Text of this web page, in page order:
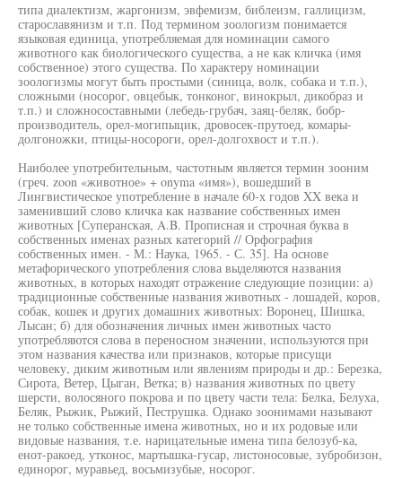
типа диалектизм, жаргонизм, эвфемизм, библеизм, галлицизм,
старославянизм и т.п. Под термином зоологизм понимается
языковая единица, употребляемая для номинации самого
животного как биологического существа, а не как кличка (имя
собственное) этого существа. По характеру номинации
зоологизмы могут быть простыми (синица, волк, собака и т.п.),
сложными (носорог, овцебык, тонконог, винокрыл, дикобраз и
т.п.) и сложносоставными (лебедь-грубач, заяц-беляк, бобр-
производитель, орел-могипыцик, дровосек-прутоед, комары-
долгоножки, птицы-носороги, орел-долгохвост и т.п.).
Наиболее употребительным, частотным является термин зооним
(греч. zoon «животное» + onyma «имя»), вошедший в
Лингвистическое употребление в начале 60-х годов XX века и
заменивший слово кличка как название собственных имен
животных [Суперанская, A.B. Прописная и строчная буква в
собственных именах разных категорий // Орфография
собственных имен. - М.: Наука, 1965. - С. 35]. На основе
метафорического употребления слова выделяются названия
животных, в которых находят отражение следующие позиции: а)
традиционные собственные названия животных - лошадей, коров,
собак, кошек и других домашних животных: Воронец, Шишка,
Лысан; б) для обозначения личных имен животных часто
употребляются слова в переносном значении, используются при
этом названия качества или признаков, которые присущи
человеку, диким животным или явлениям природы и др.: Березка,
Сирота, Ветер, Цыган, Ветка; в) названия животных по цвету
шерсти, волосяного покрова и по цвету части тела: Белка, Белуха,
Беляк, Рыжик, Рыжий, Пеструшка. Однако зоонимами называют
не только собственные имена животных, но и их родовые или
видовые названия, т.е. нарицательные имена типа белозуб-ка,
енот-ракоед, утконос, мартышка-гусар, листоносовые, зубробизон,
единорог, муравьед, восьмизубые, носорог.